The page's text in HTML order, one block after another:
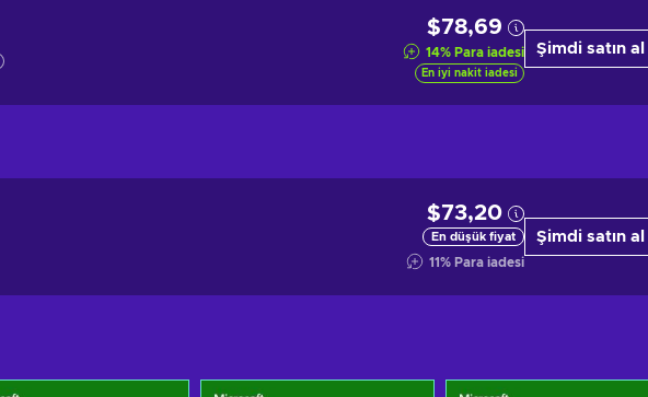
$78,69
14% Para iadesi
En iyi nakit iadesi
Şimdi satın al
$73,20
En düşük fiyat
11% Para iadesi
Şimdi satın al